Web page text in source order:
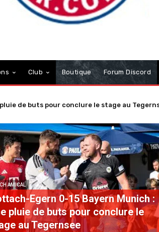
Club Boutique Forum Discord
de buts pour conclure le stage au Tegernsee
AMICAL
Egern 0-15 Bayern Munich :
pluie de buts pour conclure le
au Tegernsee